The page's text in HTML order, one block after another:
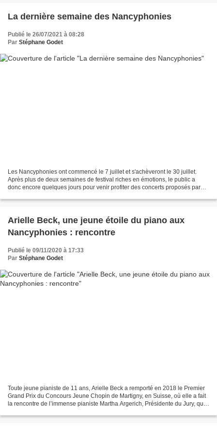
La dernière semaine des Nancyphonies
Publié le 26/07/2021 à 08:28
Par Stéphane Godet
Les Nancyphonies ont commencé le 7 juillet et s'achèveront le 30 juillet.
Après plus de deux semaines de festival riches en émotions, le public a
donc encore quelques jours pour venir profiter des concerts proposés par
Arielle Beck, une jeune étoile du piano aux
Nancyphonies : rencontre
Publié le 09/11/2020 à 17:33
Par Stéphane Godet
Toute jeune pianiste de 11 ans, Arielle Beck a remporté en 2018 le Premier
Grand Prix du Concours Jeune Chopin de Martigny, en Suisse, où elle a fait
la rencontre de l’immense pianiste Martha Argerich, Présidente du Jury, qui